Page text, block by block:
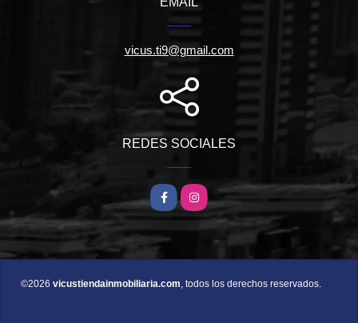
vicus.ti9@gmail.com
REDES SOCIALES
FacebookInstagram
©2026 vicustiendainmobiliaria.com, todos los derechos reservados.